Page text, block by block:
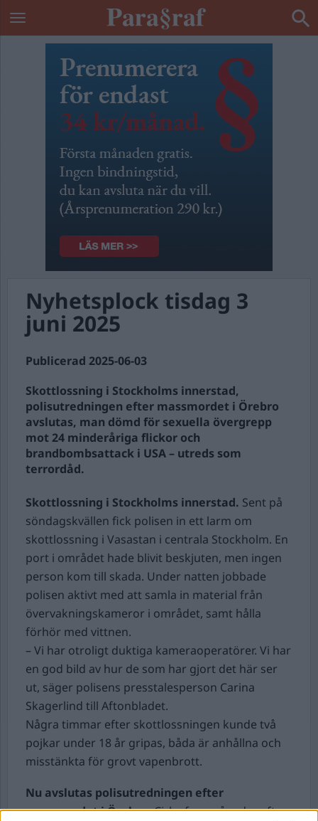
Nyhetsplock tisdag 3
juni 2025
Publicerad 2025-06-03
Skottlossning i Stockholms innerstad,
polisutredningen efter massmordet i Örebro
avslutas, man dömd för sexuella övergrepp
mot 24 minderåriga flickor och
brandbombsattack i USA – utreds som
terrordåd.
Skottlossning i Stockholms innerstad. Sent på
söndagskvällen fick polisen in ett larm om
skottlossning i Vasastan i centrala Stockholm. En
port i området hade blivit beskjuten, men ingen
person kom till skada. Under natten jobbade
polisen aktivt med att samla in material från
övervakningskameror i området, samt hålla
förhör med vittnen.
– Vi har otroligt duktiga kameraoperatörer. Vi har
en god bild av hur de som har gjort det här ser
ut, säger polisens presstalesperson Carina
Skagerlind till Aftonbladet.
Några timmar efter skottlossningen kunde två
pojkar under 18 år gripas, båda är anhållna och
misstänkta för grovt vapenbrott.
Nu avslutas polisutredningen efter
massmordet i Örebro.Cirka fyra månader efter